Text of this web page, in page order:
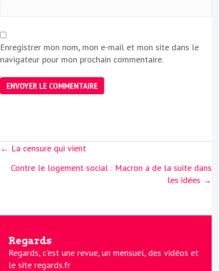
Enregistrer mon nom, mon e-mail et mon site dans le
navigateur pour mon prochain commentaire.
Posts
← La censure qui vient
Contre le logement social : Macron a de la suite dans
les idées →
Regards
Regards, c'est une revue, un mensuel, des vidéos et
le site regards.fr